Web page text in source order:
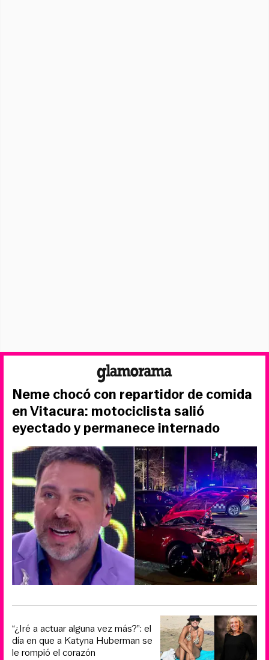
Neme chocó con repartidor de comida
en Vitacura: motociclista salió
eyectado y permanece internado
“¿Iré a actuar alguna vez más?”: el
día en que a Katyna Huberman se
le rompió el corazón